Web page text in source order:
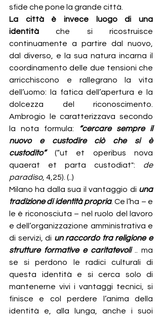
sfide che pone la grande città.
La città è invece luogo di una
identità che si ricostruisce
continuamente a partire dal nuovo,
dal diverso, e la sua natura incarna il
coordinamento delle due tensioni che
arricchiscono e rallegrano la vita
dell’uomo: la fatica dell’apertura e la
dolcezza del riconoscimento.
Ambrogio le caratterizzava secondo
la nota formula:
“cercare sempre il
nuovo e custodire ciò che si è
custodito” (“ut et operibus nova
quaerat et parta custodiat": de
paradiso, 4,25). (..)
Milano ha dalla sua il vantaggio di una
tradizione di identità propria. Ce l’ha – e
le è riconosciuta – nel ruolo del lavoro
e dell’organizzazione amministrativa e
di servizi, di un raccordo tra religione e
strutture formative e caritatevoli .. ma
se si perdono le radici culturali di
questa identità e si cerca solo di
mantenerne vivi i vantaggi tecnici, si
finisce e col perdere l’anima della
identità e, alla lunga, anche i suoi